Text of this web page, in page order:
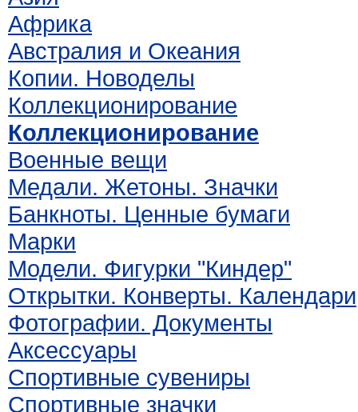
Африка
Австралия и Океания
Копии. Новоделы
Коллекционирование
Коллекционирование
Военные вещи
Медали. Жетоны. Значки
Банкноты. Ценные бумаги
Марки
Модели. Фигурки "Киндер"
Открытки. Конверты. Календари
Фотографии. Документы
Аксессуары
Спортивные сувениры
Спортивные значки